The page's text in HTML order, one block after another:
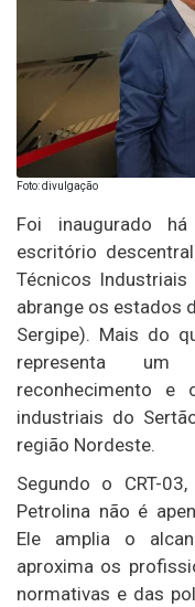
Foto: divulgação
Foi inaugurado
escritório
Técnicos Industriais
abrange os estados
Sergipe). Mais do
representa um
reconhecimento e
industriais do
região Nordeste.
Segundo o CRT-
Petrolina não é
Ele amplia o
aproxima os
normativas e das